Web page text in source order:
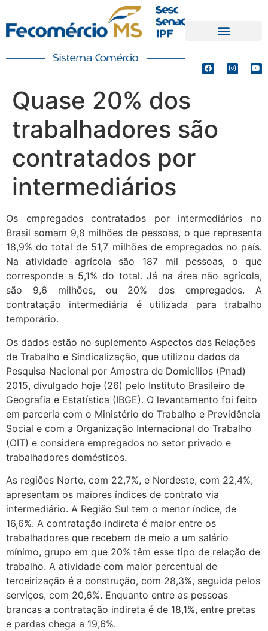
Quase 20% dos
trabalhadores são
contratados por
intermediários
Os empregados contratados por intermediários no
Brasil somam 9,8 milhões de pessoas, o que representa
18,9% do total de 51,7 milhões de empregados no país.
Na atividade agrícola são 187 mil pessoas, o que
corresponde a 5,1% do total. Já na área não agrícola,
são 9,6 milhões, ou 20% dos empregados. A
contratação intermediária é utilizada para trabalho
temporário.
Os dados estão no suplemento Aspectos das Relações
de Trabalho e Sindicalização, que utilizou dados da
Pesquisa Nacional por Amostra de Domicílios (Pnad)
2015, divulgado hoje (26) pelo Instituto Brasileiro de
Geografia e Estatística (IBGE). O levantamento foi feito
em parceria com o Ministério do Trabalho e Previdência
Social e com a Organização Internacional do Trabalho
(OIT) e considera empregados no setor privado e
trabalhadores domésticos.
As regiões Norte, com 22,7%, e Nordeste, com 22,4%,
apresentam os maiores índices de contrato via
intermediário. A Região Sul tem o menor índice, de
16,6%. A contratação indireta é maior entre os
trabalhadores que recebem de meio a um salário
mínimo, grupo em que 20% têm esse tipo de relação de
trabalho. A atividade com maior percentual de
terceirização é a construção, com 28,3%, seguida pelos
serviços, com 20,6%. Enquanto entre as pessoas
brancas a contratação indireta é de 18,1%, entre pretas
e pardas chega a 19,6%.